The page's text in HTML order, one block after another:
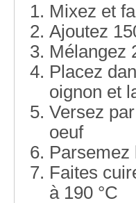
Mixez et
Ajoutez
Mélangez
Placez
oignon et
Versez
oeuf
Parsemez
Faites
à 190 °C